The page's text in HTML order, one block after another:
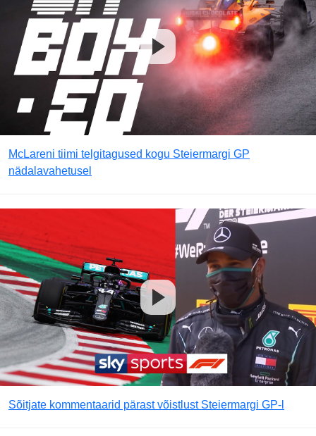
McLareni tiimi telgitagused kogu Steiermargi GP
nädalavahetusel
Sõitjate kommentaarid pärast võistlust Steiermargi GP-l